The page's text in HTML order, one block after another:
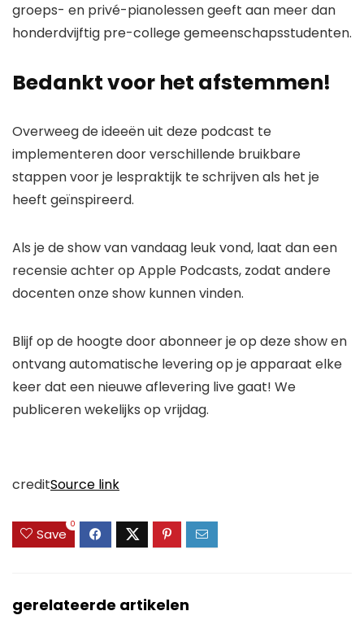
groeps- en privé-pianolessen geeft aan meer dan
honderdvijftig pre-college gemeenschapsstudenten.
Bedankt voor het afstemmen!
Overweeg de ideeën uit deze podcast te
implementeren door verschillende bruikbare
stappen voor je lespraktijk te schrijven als het je
heeft geïnspireerd.
Als je de show van vandaag leuk vond, laat dan een
recensie achter op Apple Podcasts, zodat andere
docenten onze show kunnen vinden.
Blijf op de hoogte doorabonneer je op deze show en
ontvang automatische levering op je apparaat elke
keer dat een nieuwe aflevering live gaat! We
publiceren wekelijks op vrijdag.
creditSource link
Save
0
gerelateerde artikelen